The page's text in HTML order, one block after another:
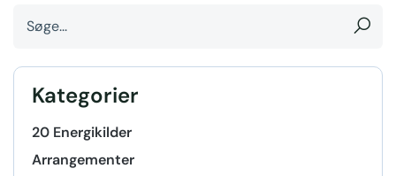
Kategorier
20 Energikilder
Arrangementer